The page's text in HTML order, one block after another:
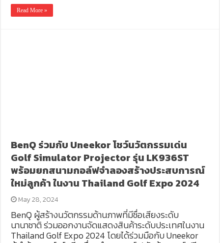
Read More »
BenQ ร่วมกับ Uneekor โชว์นวัตกรรมเด่น
Golf Simulator Projector รุ่น LK936ST
พร้อมยกสนามกอล์ฟจำลองสร้างประสบการณ์
ใหม่ลูกค้า ในงาน Thailand Golf Expo 2024
May 28, 2024
BenQ ผู้สร้างนวัตกรรมด้านภาพที่มีชื่อเสียงระดับ
นานาชาติ ร่วมออกงานจัดแสดงสินค้าระดับประเทศในงาน
Thailand Golf Expo 2024 โดยได้ร่วมมือกับ Uneekor